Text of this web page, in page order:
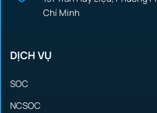
Chí Minh
DỊCH VỤ
SOC
NCSOC